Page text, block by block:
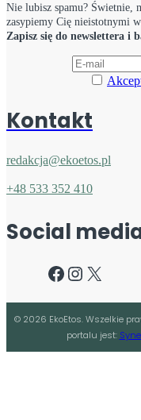
Nie lubisz spamu? Świetnie,
zasypiemy Cię nieistotnymi
Zapisz się do newslettera i
Kontakt
redakcja@ekoetos.pl
+48 533 352 410
Social
Facebook
Instagram
X
© 2026 EkoEtos. Wszelkie
portalu jest: